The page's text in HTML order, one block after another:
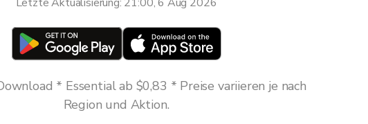
* Essential ab $0,83 * Preise variieren je nach
Region und Aktion.